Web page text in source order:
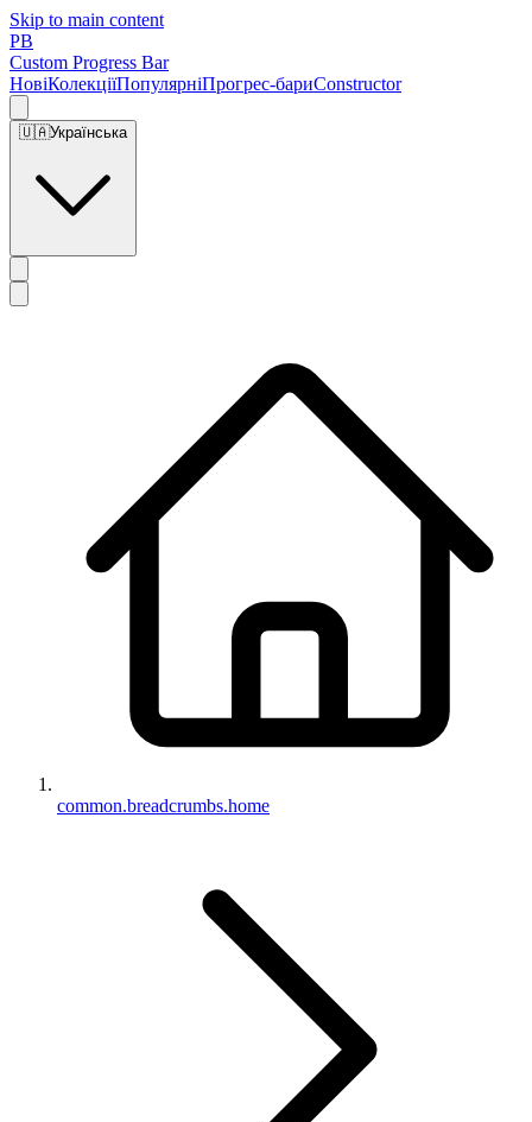
Skip to main content
PB
Custom Progress Bar
НовіКолекціїПопулярніПрогрес-бариConstructor
🇺🇦Українська
common.breadcrumbs.home